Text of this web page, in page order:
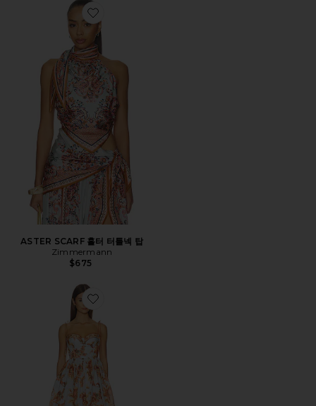
Favorite ASTER SCARF 홀터 터틀넥 탑
ASTER SCARF 홀터 터틀넥 탑
Zimmermann
$675
Favorite ASTER 코르셋 미디 드레스